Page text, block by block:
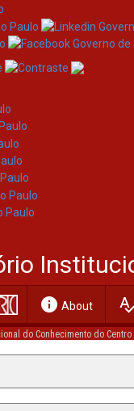
info About
do Conhecimento do Centro